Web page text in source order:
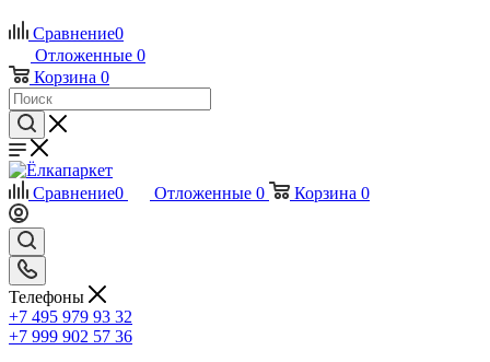
Сравнение0
Отложенные 0
Корзина 0
Сравнение0 Отложенные 0 Корзина 0
Телефоны
+7 495 979 93 32
+7 999 902 57 36